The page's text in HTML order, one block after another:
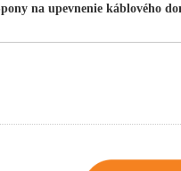
na upevnenie káblového